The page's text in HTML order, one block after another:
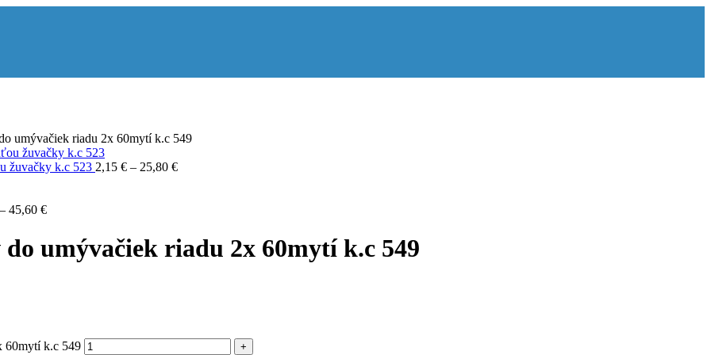
umývačiek riadu 2x 60mytí k.c 549
žuvačky k.c 523 2,15 € – 25,80 €
– 45,60 €
umývačiek riadu 2x 60mytí k.c 549
60mytí k.c 549